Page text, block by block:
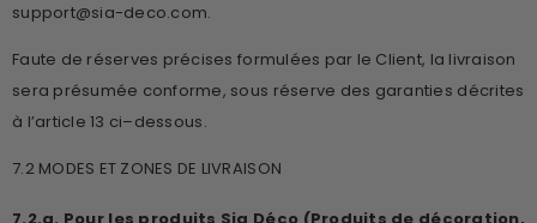
support@sia-deco.com.
Faute de réserves précises formulées par le Client, la livraison
sera présumée conforme, sous réserve des garanties décrites
à l’article 13 ci–dessous.
7.2 MODES ET ZONES DE LIVRAISON